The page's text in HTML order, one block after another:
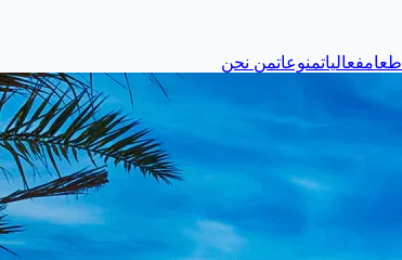
طعامفعالياتمنوعاتمن نحن